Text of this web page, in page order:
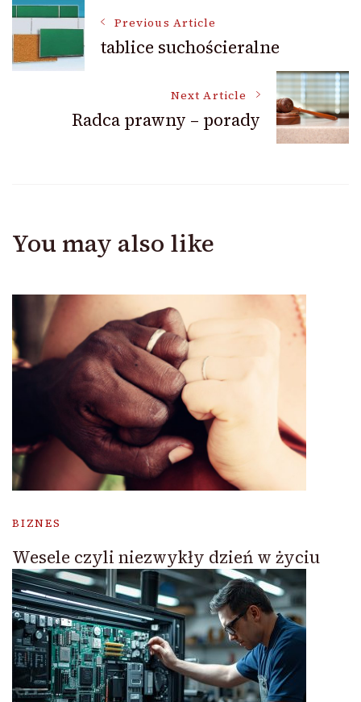
Post
Navigation
Previous Article
tablice suchościeralne
Next Article
Radca prawny – porady
You may also like
BIZNES
Wesele czyli niezwykły dzień w życiu